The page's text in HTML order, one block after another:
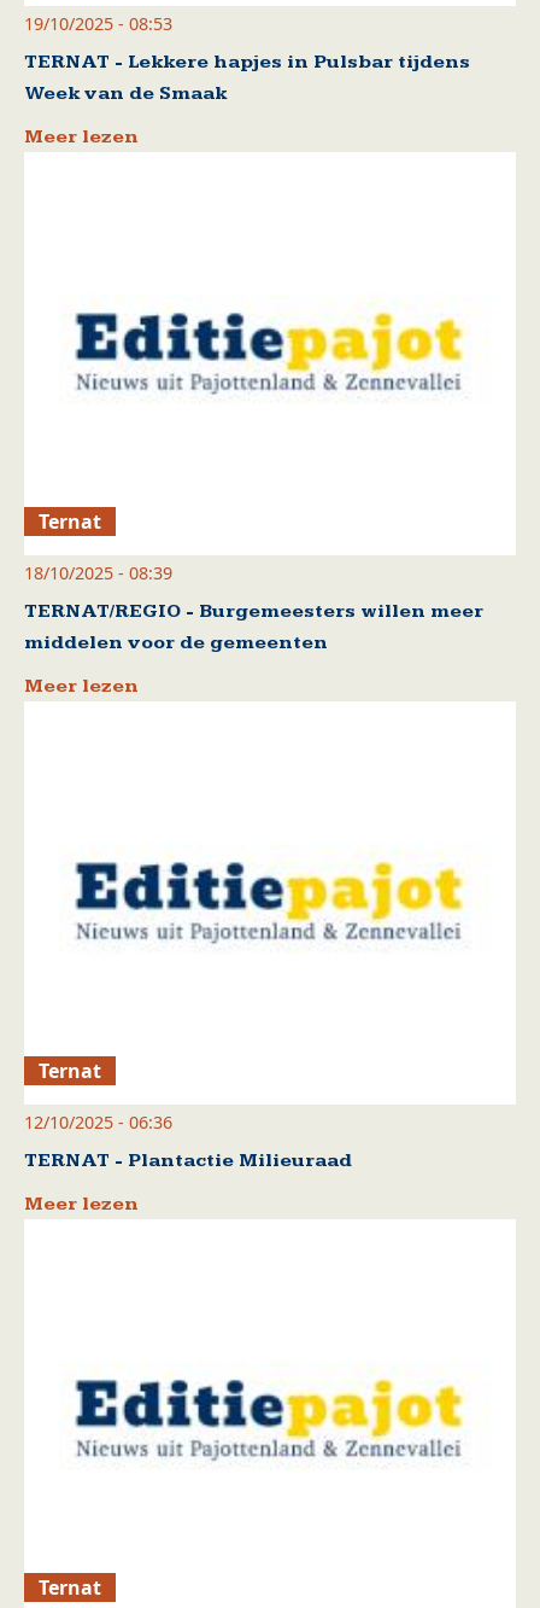
19/10/2025 - 08:53
TERNAT - Lekkere hapjes in Pulsbar tijdens
Week van de Smaak
Meer lezen
Ternat
18/10/2025 - 08:39
TERNAT/REGIO - Burgemeesters willen meer
middelen voor de gemeenten
Meer lezen
Ternat
12/10/2025 - 06:36
TERNAT - Plantactie Milieuraad
Meer lezen
Ternat